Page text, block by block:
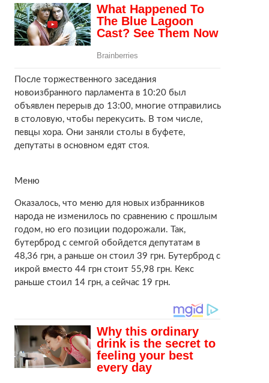
После торжественного заседания
новоизбранного парламента в 10:20 был
объявлен перерыв до 13:00, многие отправились
в столовую, чтобы перекусить. В том числе,
певцы хора. Они заняли столы в буфете,
депутаты в основном едят стоя.
Меню
Оказалось, что меню для новых избранников
народа не изменилось по сравнению с прошлым
годом, но его позиции подорожали. Так,
бутерброд с семгой обойдется депутатам в
48,36 грн, а раньше он стоил 39 грн. Бутерброд с
икрой вместо 44 грн стоит 55,98 грн. Кекс
раньше стоил 14 грн, а сейчас 19 грн.